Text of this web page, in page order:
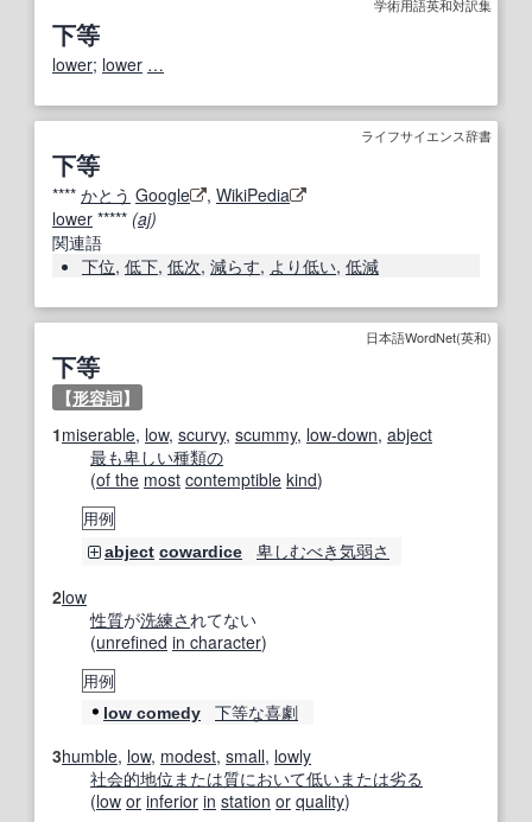
学術用語英和対訳集
下等
lower; lower …
ライフサイエンス辞書
下等
**** かとう Google , WikiPedia
lower ***** (aj)
関連語
下位, 低下, 低次, 減らす, より低い, 低減
日本語WordNet(英和)
下等
【形容詞】
1miserable, low, scurvy, scummy, low-down, abject
最も卑しい種類の
(of the most contemptible kind)
用例
abject cowardice 卑しむべき気弱さ
2low
性質が洗練されてない
(unrefined in character)
用例
low comedy 下等な喜劇
3humble, low, modest, small, lowly
社会的地位または質において低いまたは劣る
(low or inferior in station or quality)